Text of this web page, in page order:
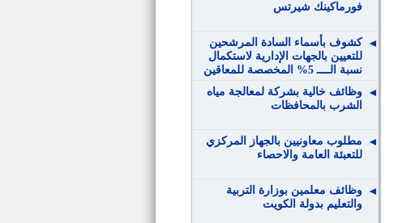
فورماكينك شيرتس
كشوف بأسماء السادة المرشحين
للتعيين بالجهات الإدارية لاستكمال
نسبة الــــ 5% المخصصة للمعاقين
وظائف خالية بشركة لمعالجة مياه
الشرب بالمحافظات
مطلوب معاونيين بالجهاز المركزي
للتعبئة العامة والاحصاء
وظائف معلمين بوزارة التربية
والتعليم بدولة الكويت